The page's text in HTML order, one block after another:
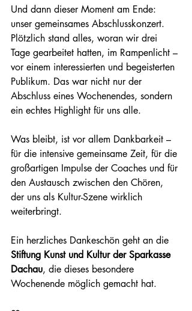
Und dann dieser Moment am Ende:
unser gemeinsames Abschlusskonzert.
Plötzlich stand alles, woran wir drei
Tage gearbeitet hatten, im Rampenlicht –
vor einem interessierten und begeisterten
Publikum. Das war nicht nur der
Abschluss eines Wochenendes, sondern
ein echtes Highlight für uns alle.
Was bleibt, ist vor allem Dankbarkeit –
für die intensive gemeinsame Zeit, für die
großartigen Impulse der Coaches und für
den Austausch zwischen den Chören,
der uns als Kultur-Szene wirklich
weiterbringt.
Ein herzliches Dankeschön geht an die
Stiftung Kunst und Kultur der Sparkasse
Dachau, die dieses besondere
Wochenende möglich gemacht hat.